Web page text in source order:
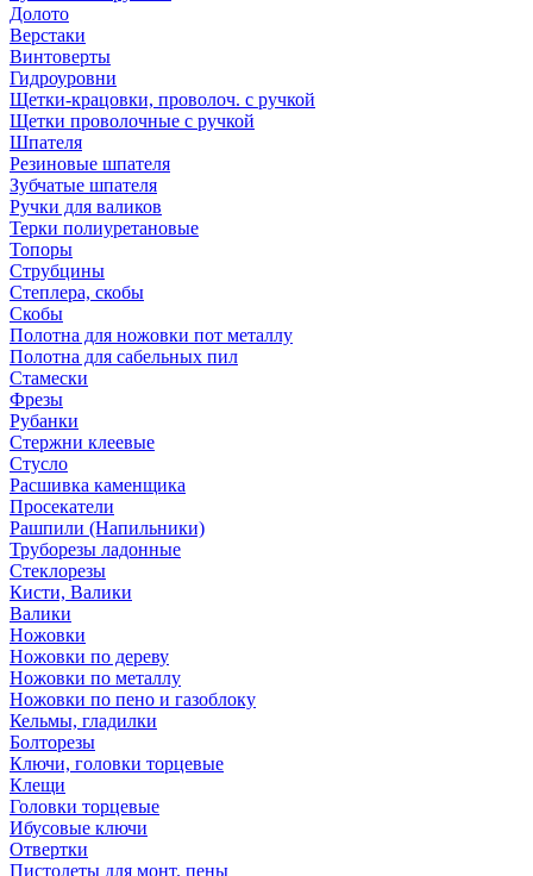
Долото
Верстаки
Винтоверты
Гидроуровни
Щетки-крацовки, проволоч. с ручкой
Щетки проволочные с ручкой
Шпателя
Резиновые шпателя
Зубчатые шпателя
Ручки для валиков
Терки полиуретановые
Топоры
Струбцины
Степлера, скобы
Скобы
Полотна для ножовки пот металлу
Полотна для сабельных пил
Стамески
Фрезы
Рубанки
Стержни клеевые
Стусло
Расшивка каменщика
Просекатели
Рашпили (Напильники)
Труборезы ладонные
Стеклорезы
Кисти, Валики
Валики
Ножовки
Ножовки по дереву
Ножовки по металлу
Ножовки по пено и газоблоку
Кельмы, гладилки
Болторезы
Ключи, головки торцевые
Клещи
Головки торцевые
Ибусовые ключи
Отвертки
Пистолеты для монт. пены